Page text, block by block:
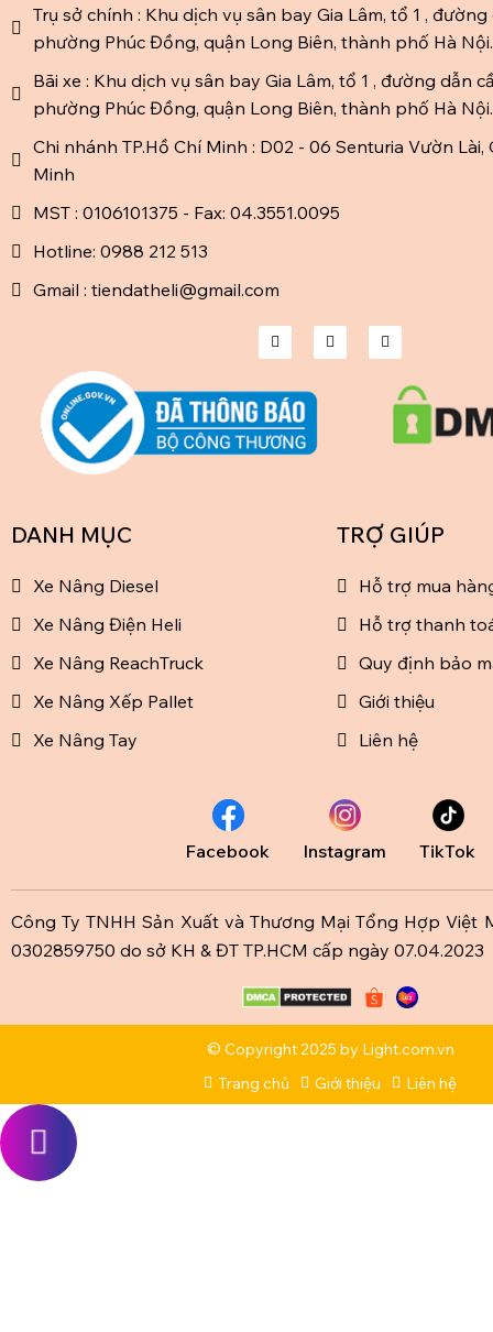
Trụ sở chính : Khu dịch vụ sân bay Gia Lâm, tổ 1 , đường
phường Phúc Đồng, quận Long Biên, thành phố Hà Nội.
Bãi xe : Khu dịch vụ sân bay Gia Lâm, tổ 1 , đường dẫn
phường Phúc Đồng, quận Long Biên, thành phố Hà Nội.
Chi nhánh TP.Hồ Chí Minh : D02 - 06 Senturia Vườn Lài,
Minh
MST : 0106101375 - Fax: 04.3551.0095
Hotline: 0988 212 513
Gmail : tiendatheli@gmail.com
DANH MỤC
Xe Nâng Diesel
Xe Nâng Điện Heli
Xe Nâng ReachTruck
Xe Nâng Xếp Pallet
Xe Nâng Tay
TRỢ GIÚP
Hỗ trợ mua
Hỗ trợ thanh
Quy định bảo
Giới thiệu
Liên hệ
Facebook Instagram TikTok
Công Ty TNHH Sản Xuất và Thương Mại Tổng Hợp Việt
0302859750 do sở KH & ĐT TP.HCM cấp ngày 07.04.2023
© Copyright 2025 by Light.com.vn
Trang chủ
Giới thiệu Liên hệ